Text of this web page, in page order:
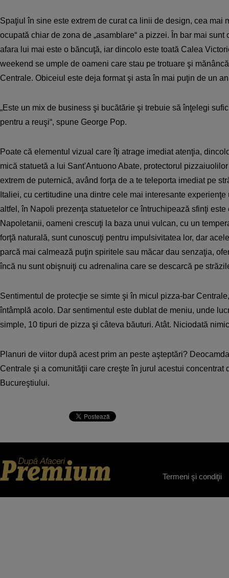
Spaţiul în sine este extrem de curat ca linii de design, cea mai
ocupată chiar de zona de „asamblare“ a pizzei. În bar mai sunt
afara lui mai este o băncuţă, iar dincolo este toată Calea
weekend se umple de oameni care stau pe trotuare şi
Centrale. Obiceiul este deja format şi asta în mai puţin de un
„Este un mix de business şi bucătărie şi trebuie să înţelegi
pentru a reuşi“, spune George Pop.
Poate că elementul vizual care îţi atrage imediat atenţia,
mică statuetă a lui Sant'Antuono Abate, protectorul
extrem de puternică, având forţa de a te teleporta imediat pe
Italiei, cu certitudine una dintre cele mai interesante
altfel, în Napoli prezenţa statuetelor ce întruchipează sfinţi este
Napoletanii, oameni crescuţi la baza unui vulcan, cu un
forţă naturală, sunt cunoscuţi pentru impulsivitatea lor, dar
parcă mai calmează puţin spiritele sau măcar dau senzaţia,
încă nu sunt obişnuiţi cu adrenalina care se descarcă pe
Sentimentul de protecţie se simte şi în micul pizza-bar
întâmplă acolo. Dar sentimentul este dublat de meniu, unde
simple, 10 tipuri de pizza şi câteva băuturi. Atât. Niciodată
Planuri de viitor după acest prim an peste aşteptări?
Centrale şi a comunităţii care creşte în jurul acestui concentrat
Bucureştiului.
Termeni şi condiţii